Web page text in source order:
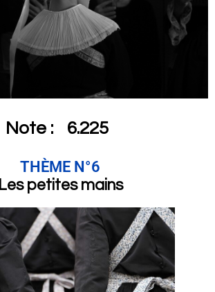
Note : 6.225
THÈME N°6
Les petites mains